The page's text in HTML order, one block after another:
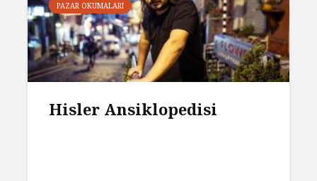
PAZAR OKUMALARI
Hisler Ansiklopedisi